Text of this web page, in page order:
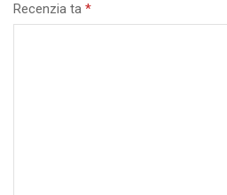
Recenzia ta *